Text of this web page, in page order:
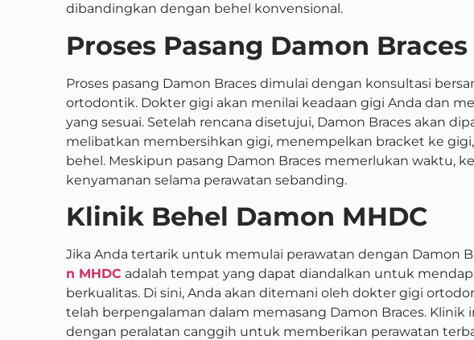
dibandingkan dengan behel konvensional.
Proses Pasang Damon Braces
Proses pasang Damon Braces dimulai dengan konsultasi
ortodontik. Dokter gigi akan menilai keadaan gigi Anda dan
yang sesuai. Setelah rencana disetujui, Damon Braces akan
melibatkan membersihkan gigi, menempelkan bracket ke
behel. Meskipun pasang Damon Braces memerlukan waktu,
kenyamanan selama perawatan sebanding.
Klinik Behel Damon MHDC
Jika Anda tertarik untuk memulai perawatan dengan Damon
n MHDC adalah tempat yang dapat diandalkan untuk
berkualitas. Di sini, Anda akan ditemani oleh dokter gigi
telah berpengalaman dalam memasang Damon Braces. Klinik
dengan peralatan canggih untuk memberikan perawatan